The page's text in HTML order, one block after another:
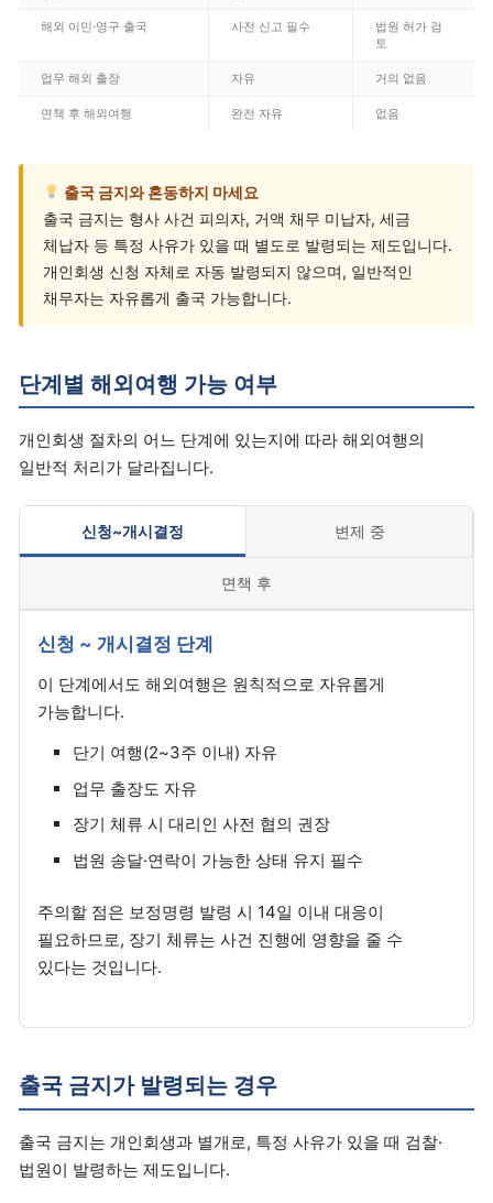
해외 이민·영구 출국 사전 신고 필수
법원 허가 검
토
업무 해외 출장 자유 거의 없음
면책 후 해외여행 완전 자유 없음
출국 금지와 혼동하지 마세요
출국 금지는 형사 사건 피의자, 거액 채무 미납자, 세금
체납자 등 특정 사유가 있을 때 별도로 발령되는 제도입니다.
개인회생 신청 자체로 자동 발령되지 않으며, 일반적인
채무자는 자유롭게 출국 가능합니다.
단계별 해외여행 가능 여부
개인회생 절차의 어느 단계에 있는지에 따라 해외여행의
일반적 처리가 달라집니다.
신청~개시결정 변제 중
면책 후
신청 ~ 개시결정 단계
이 단계에서도 해외여행은 원칙적으로 자유롭게
가능합니다.
단기 여행(2~3주 이내) 자유
업무 출장도 자유
장기 체류 시 대리인 사전 협의 권장
법원 송달·연락이 가능한 상태 유지 필수
주의할 점은 보정명령 발령 시 14일 이내 대응이
필요하므로, 장기 체류는 사건 진행에 영향을 줄 수
있다는 것입니다.
출국 금지가 발령되는 경우
출국 금지는 개인회생과 별개로, 특정 사유가 있을 때 검찰·
법원이 발령하는 제도입니다.